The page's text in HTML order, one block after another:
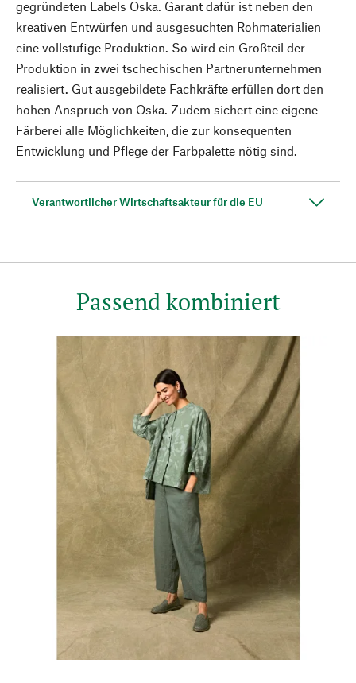
gegründeten Labels Oska. Garant dafür ist neben den
kreativen Entwürfen und ausgesuchten Rohmaterialien
eine vollstufige Produktion. So wird ein Großteil der
Produktion in zwei tschechischen Partnerunternehmen
realisiert. Gut ausgebildete Fachkräfte erfüllen dort den
hohen Anspruch von Oska. Zudem sichert eine eigene
Färberei alle Möglichkeiten, die zur konsequenten
Entwicklung und Pflege der Farbpalette nötig sind.
Verantwortlicher Wirtschaftsakteur für die EU
Passend kombiniert